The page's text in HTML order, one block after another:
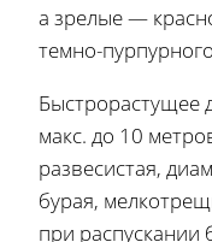
а зрелые —
темно-
Быстрорастущее
макс. до 10
развесистая,
бурая,
при распускании